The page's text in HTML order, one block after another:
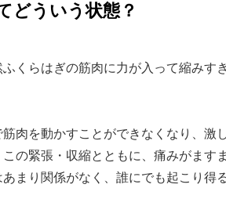
どういう状態？
くらはぎの筋肉に力が入って縮みす
肉を動かすことができなくなり、激
の緊張・収縮とともに、痛みがま
まり関係がなく、誰にでも起こり得